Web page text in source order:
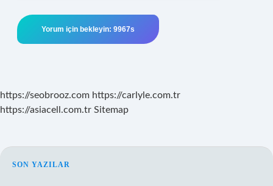
https://seobrooz.com https://carlyle.com.tr
https://asiacell.com.tr Sitemap
SIDEBAR
SON YAZILAR